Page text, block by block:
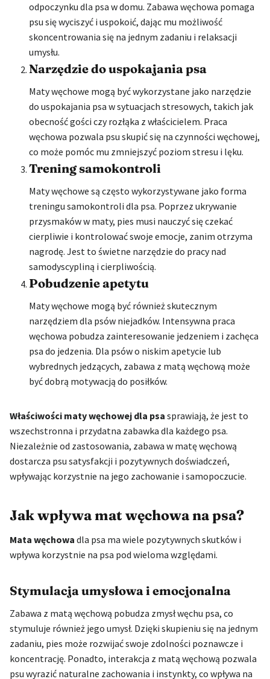
odpoczynku dla psa w domu. Zabawa węchowa pomaga
psu się wyciszyć i uspokoić, dając mu możliwość
skoncentrowania się na jednym zadaniu i relaksacji
umysłu.
Narzędzie do uspokajania psa
Maty węchowe mogą być wykorzystane jako narzędzie
do uspokajania psa w sytuacjach stresowych, takich jak
obecność gości czy rozłąka z właścicielem. Praca
węchowa pozwala psu skupić się na czynności węchowej,
co może pomóc mu zmniejszyć poziom stresu i lęku.
Trening samokontroli
Maty węchowe są często wykorzystywane jako forma
treningu samokontroli dla psa. Poprzez ukrywanie
przysmaków w maty, pies musi nauczyć się czekać
cierpliwie i kontrolować swoje emocje, zanim otrzyma
nagrodę. Jest to świetne narzędzie do pracy nad
samodyscypliną i cierpliwością.
Pobudzenie apetytu
Maty węchowe mogą być również skutecznym
narzędziem dla psów niejadków. Intensywna praca
węchowa pobudza zainteresowanie jedzeniem i zachęca
psa do jedzenia. Dla psów o niskim apetycie lub
wybrednych jedzących, zabawa z matą węchową może
być dobrą motywacją do posiłków.
Właściwości maty węchowej dla psa sprawiają, że jest to
wszechstronna i przydatna zabawka dla każdego psa.
Niezależnie od zastosowania, zabawa w matę węchową
dostarcza psu satysfakcji i pozytywnych doświadczeń,
wpływając korzystnie na jego zachowanie i samopoczucie.
Jak wpływa mat węchowa na psa?
Mata węchowa dla psa ma wiele pozytywnych skutków i
wpływa korzystnie na psa pod wieloma względami.
Stymulacja umysłowa i emocjonalna
Zabawa z matą węchową pobudza zmysł węchu psa, co
stymuluje również jego umysł. Dzięki skupieniu się na jednym
zadaniu, pies może rozwijać swoje zdolności poznawcze i
koncentrację. Ponadto, interakcja z matą węchową pozwala
psu wyrazić naturalne zachowania i instynkty, co wpływa na